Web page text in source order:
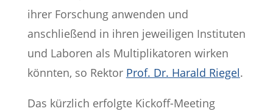
ihrer Forschung anwenden und
anschließend in ihren jeweiligen Instituten
und Laboren als Multiplikatoren wirken
könnten, so Rektor Prof. Dr. Harald Riegel.
Das kürzlich erfolgte Kickoff-Meeting